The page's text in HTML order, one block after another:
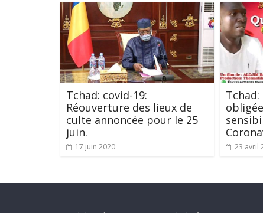
Tchad: covid-19:
Réouverture des lieux de
culte annoncée pour le 25
juin.
17 juin 2020 23 avril